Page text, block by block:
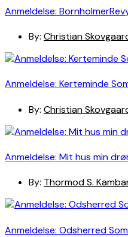
Anmeldelse:
By: Christian
Anmeldelse: Kerteminde
By: Christian
Anmeldelse: Mit hus min
By: Thormod S.
Anmeldelse: Odsherred